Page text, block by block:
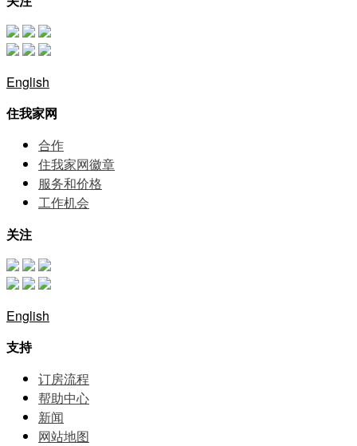
English
住我家网
合作
住我家网徽章
服务和价格
⼯作机会
关注
English
支持
订房流程
帮助中⼼
新闻
网站地图